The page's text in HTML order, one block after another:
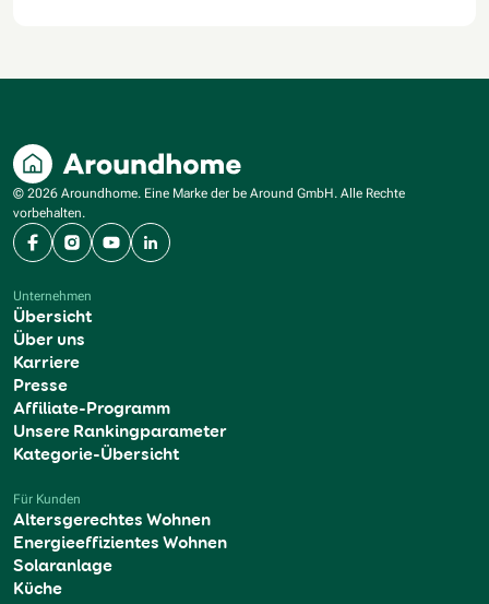
© 2026 Aroundhome. Eine Marke der be Around GmbH. Alle Rechte
vorbehalten.
FacebookInstagram
YouTubeLinkedIn
Unternehmen
Übersicht
Über uns
Karriere
Presse
Affiliate-Programm
Unsere Rankingparameter
Kategorie-Übersicht
Für Kunden
Altersgerechtes Wohnen
Energieeffizientes Wohnen
Solaranlage
Küche